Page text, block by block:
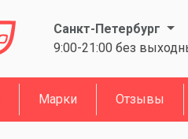
Санкт-Петербург
9:00-21:00 без
Марки Отзывы